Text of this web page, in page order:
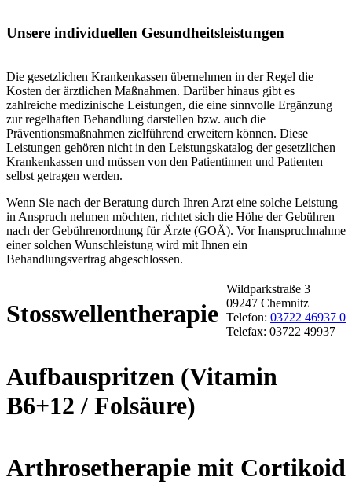
Unsere individuellen Gesundheitsleistungen
Die gesetzlichen Krankenkassen übernehmen in der Regel die
Kosten der ärztlichen Maßnahmen. Darüber hinaus gibt es
zahlreiche medizinische Leistungen, die eine sinnvolle Ergänzung
zur regelhaften Behandlung darstellen bzw. auch die
Präventionsmaßnahmen zielführend erweitern können. Diese
Leistungen gehören nicht in den Leistungskatalog der gesetzlichen
Krankenkassen und müssen von den Patientinnen und Patienten
selbst getragen werden.
Wenn Sie nach der Beratung durch Ihren Arzt eine solche Leistung
in Anspruch nehmen möchten, richtet sich die Höhe der Gebühren
nach der Gebührenordnung für Ärzte (GOÄ). Vor Inanspruchnahme
einer solchen Wunschleistung wird mit Ihnen ein
Behandlungsvertrag abgeschlossen.
Stosswellentherapie
Aufbauspritzen (Vitamin
B6+12 / Folsäure)
Arthrosetherapie mit Cortikoid
Wildparkstraße 3
09247 Chemnitz
Telefon: 03722 46937 0
Telefax: 03722 49937